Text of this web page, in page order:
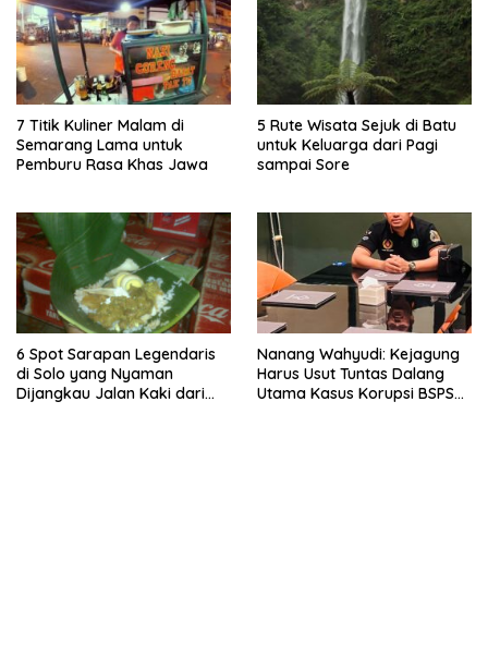
7 Titik Kuliner Malam di
Semarang Lama untuk
Pemburu Rasa Khas Jawa
5 Rute Wisata Sejuk di Batu
untuk Keluarga dari Pagi
sampai Sore
6 Spot Sarapan Legendaris
di Solo yang Nyaman
Dijangkau Jalan Kaki dari
Nanang Wahyudi: Kejagung
Harus Usut Tuntas Dalang
Utama Kasus Korupsi BSPS